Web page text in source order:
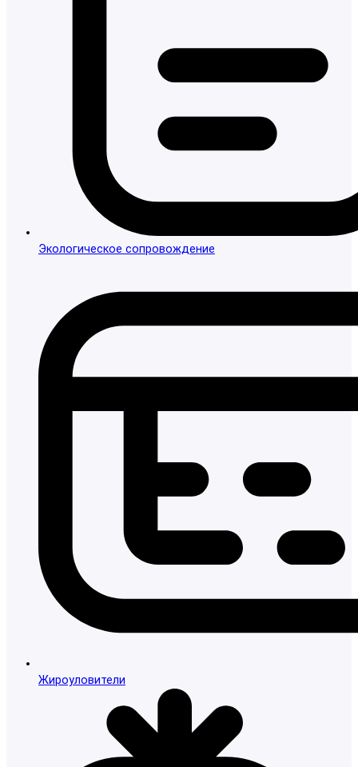
Экологическое сопровождение
Жироуловители